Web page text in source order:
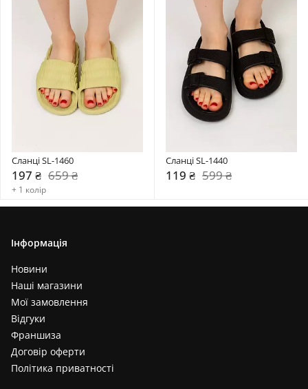
Сланці SL-1460
197 ₴ 659 ₴
+ 1 колір
Сланці SL-1440
119 ₴ 599 ₴
Інформація
Новини
Наші магазини
Мої замовлення
Відгуки
Франшиза
Договір оферти
Політика приватності